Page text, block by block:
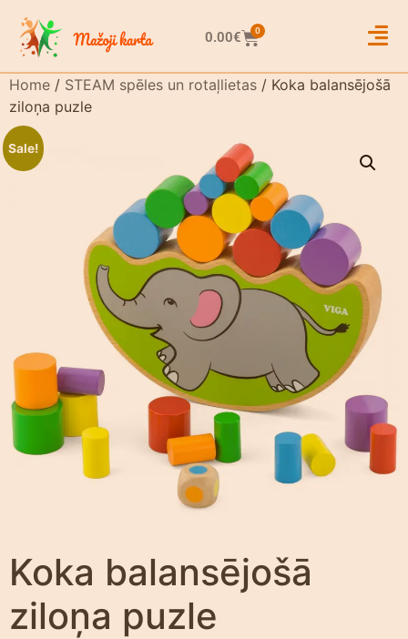
0.00€ 0
Home / STEAM spēles un rotaļlietas / Koka balansējošā
ziloņa puzle
Sale!
Koka balansējošā
ziloņa puzle